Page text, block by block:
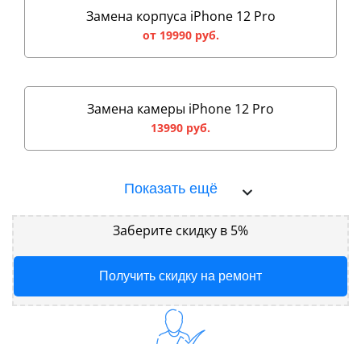
Замена корпуса iPhone 12 Pro
от 19990 руб.
Замена камеры iPhone 12 Pro
13990 руб.
Показать ещё
Заберите скидку в 5%
Получить скидку на ремонт